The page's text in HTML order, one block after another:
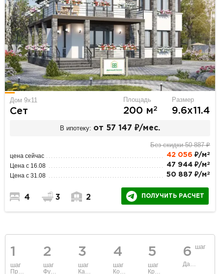
Дом 9х11
Сет
Площадь
200 м2
Размер
9.6х11.4
В ипотеку: от 57 147 ₽/мес.
Без скидки 50 887 ₽
цена сейчас 42 056 ₽/м 2
Цена с 16.08 47 944 ₽/м 2
Цена с 31.08 50 887 ₽/м 2
4 3 2 ПОЛУЧИТЬ РАСЧЕТ
1
шаг
Проект
2
шаг
Фундамент
3
шаг
Каркас и стены
4
шаг
Коммуникации
5
шаг
Крыша
6 шаг
Данные